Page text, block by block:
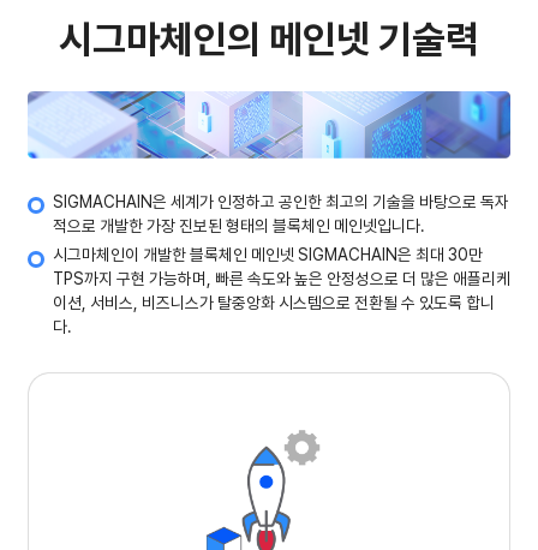
시그마체인의 메인넷 기술력
SIGMACHAIN은 세계가 인정하고 공인한 최고의 기술을 바탕으로 독자
적으로 개발한 가장 진보된 형태의 블록체인 메인넷입니다.
시그마체인이 개발한 블록체인 메인넷 SIGMACHAIN은 최대 30만
TPS까지 구현 가능하며, 빠른 속도와 높은 안정성으로 더 많은 애플리케
이션, 서비스, 비즈니스가 탈중앙화 시스템으로 전환될 수 있도록 합니
다.